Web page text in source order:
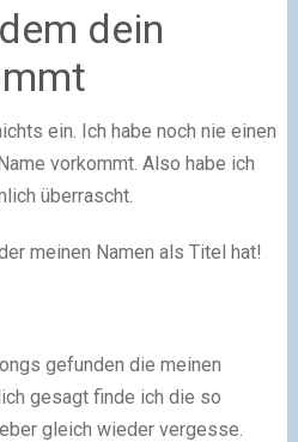
dein
ein. Ich habe noch nie einen
vorkommt. Also habe ich
überrascht.
meinen Namen als Titel hat!
gefunden die meinen
gesagt finde ich die so
gleich wieder vergesse.